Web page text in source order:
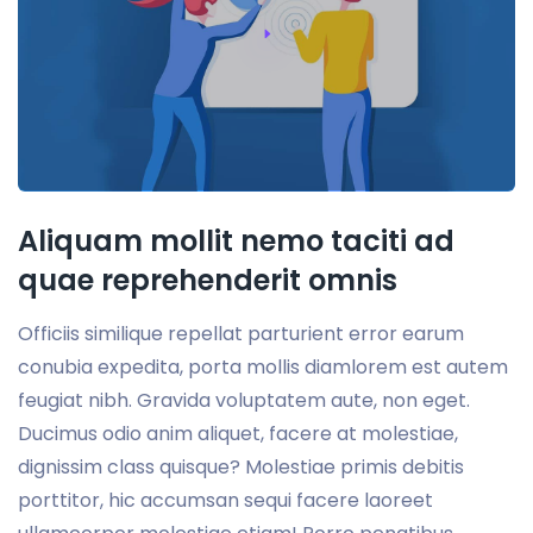
Aliquam mollit nemo taciti ad
quae reprehenderit omnis
Officiis similique repellat parturient error earum
conubia expedita, porta mollis diamlorem est autem
feugiat nibh. Gravida voluptatem aute, non eget.
Ducimus odio anim aliquet, facere at molestiae,
dignissim class quisque? Molestiae primis debitis
porttitor, hic accumsan sequi facere laoreet